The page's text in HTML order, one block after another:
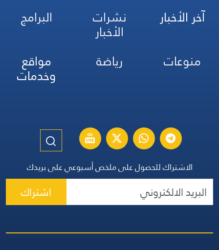
آخر الأخبار نشرات
الأخبار
البرامج
منوعات
رياضة مواقع
وخدمات
الاشتراك للحصول على ملخص أسبوعي على بريدك
اشتراك